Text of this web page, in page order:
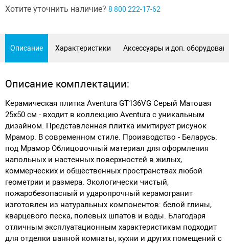
Хотите уточнить наличие? 8 800 222-17-62
Описание Характеристики Аксессуары и доп.
Описание комплектации:
Керамическая плитка Aventura GT136VG Серый Матовая
25х50 см - входит в коллекцию Aventura с уникальным
дизайном. Представленная плитка имитирует рисунок
Мрамор. В современном стиле. Производство - Беларусь.
под Мрамор Облицовочный материал для оформления
напольных и настенных поверхностей в жилых,
коммерческих и общественных пространствах любой
геометрии и размера. Экологически чистый,
пожаробезопасный и ударопрочный керамогранит
изготовлен из натуральных компонентов: белой глины,
кварцевого песка, полевых шпатов и воды. Благодаря
отличным эксплуатационным характеристикам подходит
для отделки ванной комнаты, кухни и других помещений с